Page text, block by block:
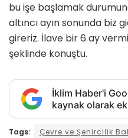
bu işe başlamak
altıncı ayın sonunda biz
gireriz. İlave bir 6 ay
şeklinde konuştu.
İklim Haber'i
kaynak olarak
Tags:
Çevre ve Şehircilik